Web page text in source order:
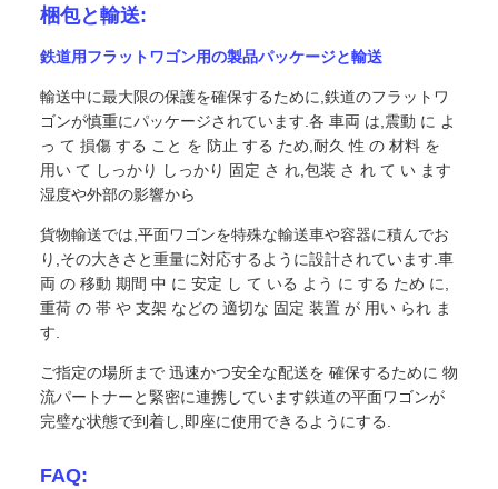
梱包と輸送:
鉄道用フラットワゴン用の製品パッケージと輸送
輸送中に最大限の保護を確保するために,鉄道のフラットワ
ゴンが慎重にパッケージされています.各 車両 は,震動 に よ
っ て 損傷 する こと を 防止 する ため,耐久 性 の 材料 を
用い て しっかり しっかり 固定 さ れ,包装 さ れ て い ます
湿度や外部の影響から
貨物輸送では,平面ワゴンを特殊な輸送車や容器に積んでお
り,その大きさと重量に対応するように設計されています.車
両 の 移動 期間 中 に 安定 し て いる よう に する ため に,
重荷 の 帯 や 支架 などの 適切な 固定 装置 が 用い られ ま
す.
ご指定の場所まで 迅速かつ安全な配送を 確保するために 物
流パートナーと緊密に連携しています鉄道の平面ワゴンが
完璧な状態で到着し,即座に使用できるようにする.
FAQ: